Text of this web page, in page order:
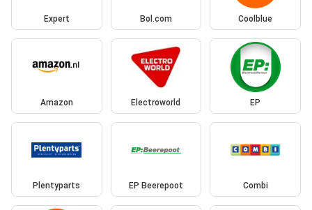
Expert Bol.com Coolblue
Amazon Electroworld EP
Plentyparts EP Beerepoot Combi